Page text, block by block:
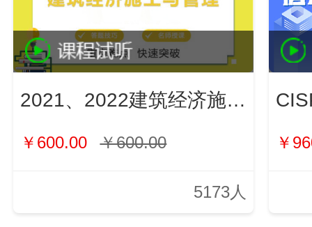
2021、2022建筑经济施工与管理（新）
￥600.00 ￥600.00
5173人
￥